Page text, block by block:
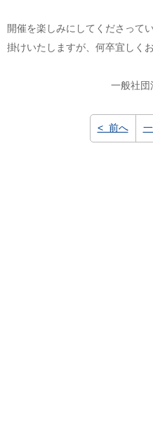
開催を楽しみにしてくださって
掛けいたしますが、何卒宜しく
一般社団
< 前へ